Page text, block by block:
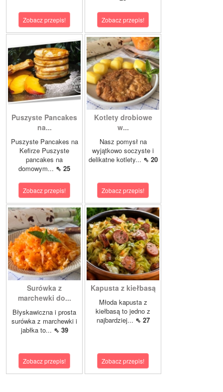
Zobacz przepis! Zobacz przepis!
Puszyste Pancakes
na...
Puszyste Pancakes na
Kefirze Puszyste
pancakes na
domowym... ⇖ 25
Zobacz przepis!
Kotlety drobiowe
w...
Nasz pomysł na
wyjątkowo soczyste i
delikatne kotlety... ⇖ 20
Zobacz przepis!
Surówka z
marchewki do...
Błyskawiczna i prosta
surówka z marchewki i
jabłka to... ⇖ 39
Zobacz przepis!
Kapusta z kiełbasą
Młoda kapusta z
kiełbasą to jedno z
najbardziej... ⇖ 27
Zobacz przepis!